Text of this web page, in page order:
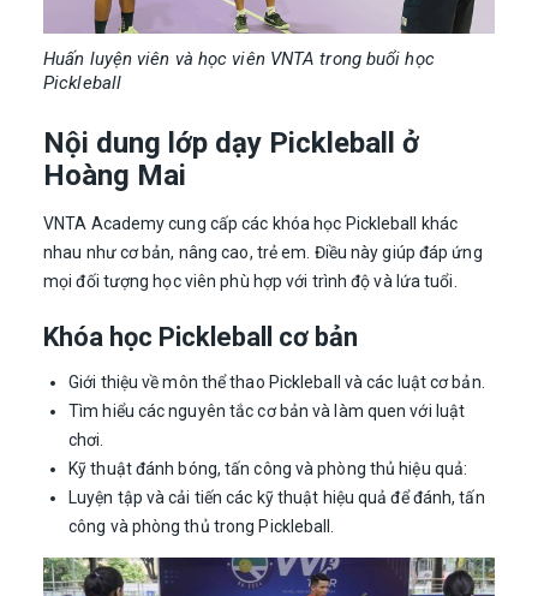
Huấn luyện viên và học viên VNTA trong buổi học
Pickleball
Nội dung lớp dạy Pickleball ở
Hoàng Mai
VNTA Academy cung cấp các khóa học Pickleball khác
nhau như cơ bản, nâng cao, trẻ em. Điều này giúp đáp ứng
mọi đối tượng học viên phù hợp với trình độ và lứa tuổi.
Khóa học Pickleball cơ bản
Giới thiệu về môn thể thao Pickleball và các luật cơ bản.
Tìm hiểu các nguyên tắc cơ bản và làm quen với luật
chơi.
Kỹ thuật đánh bóng, tấn công và phòng thủ hiệu quả:
Luyện tập và cải tiến các kỹ thuật hiệu quả để đánh, tấn
công và phòng thủ trong Pickleball.